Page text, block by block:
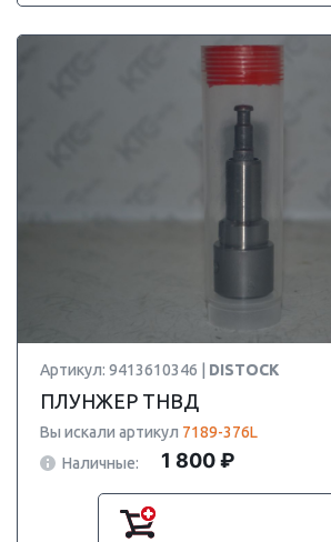
Артикул: 9413610346 | DISTOCK
ПЛУНЖЕР ТНВД
Вы искали артикул 7189-376L
Наличные:
1 800 ₽